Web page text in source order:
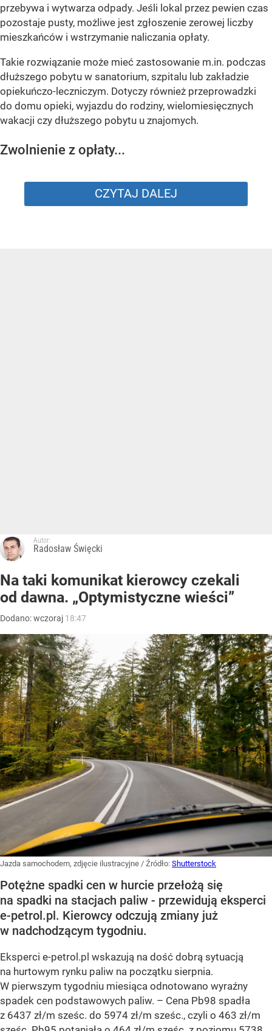
przebywa i wytwarza odpady. Jeśli lokal przez pewien czas
pozostaje pusty, możliwe jest zgłoszenie zerowej liczby
mieszkańców i wstrzymanie naliczania opłaty.
Takie rozwiązanie może mieć zastosowanie m.in. podczas
dłuższego pobytu w sanatorium, szpitalu lub zakładzie
opiekuńczo-leczniczym. Dotyczy również przeprowadzki
do domu opieki, wyjazdu do rodziny, wielomiesięcznych
wakacji czy dłuższego pobytu u znajomych.
Zwolnienie z opłaty...
CZYTAJ DALEJ
Autor:
Radosław Święcki
Na taki komunikat kierowcy czekali
od dawna. „Optymistyczne wieści”
Dodano:wczoraj 18:47
Jazda samochodem, zdjęcie ilustracyjne / Źródło: Shutterstock
Potężne spadki cen w hurcie przełożą się
na spadki na stacjach paliw - przewidują eksperci
e-petrol.pl. Kierowcy odczują zmiany już
w nadchodzącym tygodniu.
Eksperci e-petrol.pl wskazują na dość dobrą sytuacją
na hurtowym rynku paliw na początku sierpnia.
W pierwszym tygodniu miesiąca odnotowano wyraźny
spadek cen podstawowych paliw. – Cena Pb98 spadła
z 6437 zł/m sześc. do 5974 zł/m sześc., czyli o 463 zł/m